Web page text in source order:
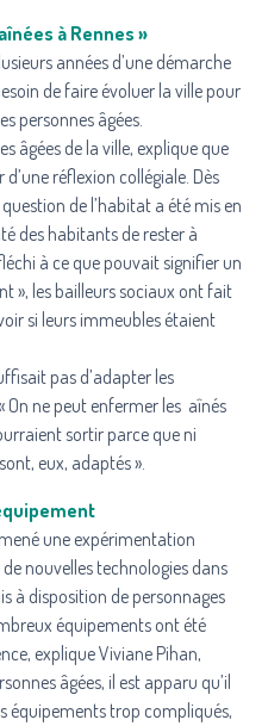
à Rennes »
années d’une démarche
de faire évoluer la ville pour
personnes âgées.
âgées de la ville, explique que
réflexion collégiale. Dès
de l’habitat a été mis en
des habitants de rester à
à ce que pouvait signifier un
», les bailleurs sociaux ont fait
si leurs immeubles étaient
pas d’adapter les
On ne peut enfermer les aînés
sortir parce que ni
eux, adaptés ».
une expérimentation
nouvelles technologies dans
à disposition de personnages
équipements ont été
explique Viviane Pihan,
âgées, il est apparu qu’il
équipements trop compliqués,